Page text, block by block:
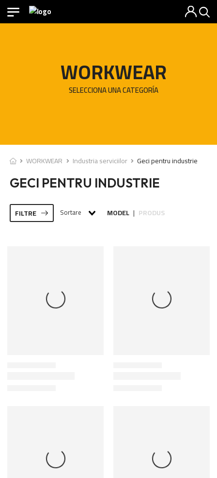
WORKWEAR
SELECCIONA UNA CATEGORÍA
WORKWEAR Industria serviciilor Geci pentru industrie
GECI PENTRU INDUSTRIE
FILTRE Sortare MODEL | PRODUS